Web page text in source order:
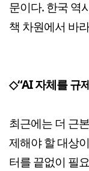
문이다. 한국 역
책 차원에서 바
◇“AI 자체를 규
최근에는 더 근
제해야 할 대상
터를 끝없이 필